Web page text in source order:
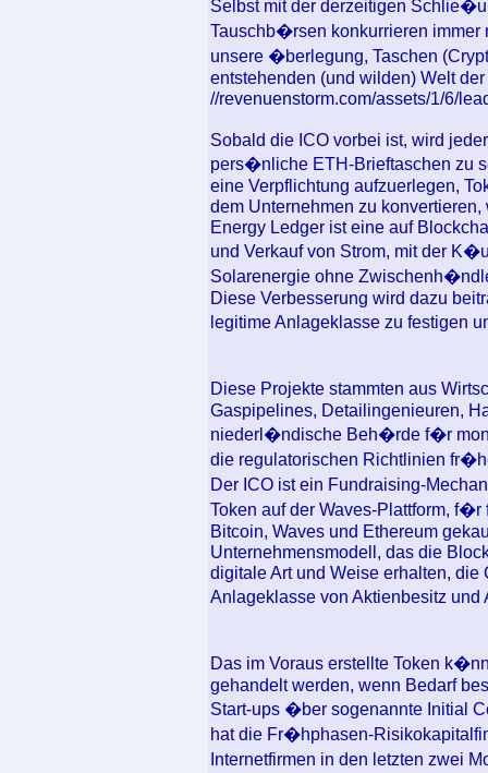
Selbst mit der derzeitigen
Tauschb�rsen konkurrieren immer
unsere �berlegung, Taschen
entstehenden (und wilden) Welt
//revenuenstorm.com/assets/1/6/
Sobald die ICO vorbei ist, wird
pers�nliche ETH-Brieftaschen zu
eine Verpflichtung aufzuerlegen,
dem Unternehmen zu
Energy Ledger ist eine auf
und Verkauf von Strom, mit der
Solarenergie ohne
Diese Verbesserung wird dazu
legitime Anlageklasse zu festigen
Diese Projekte stammten aus
Gaspipelines, Detailingenieuren,
niederl�ndische Beh�rde f�r
die regulatorischen Richtlinien
Der ICO ist ein Fundraising-
Token auf der Waves-Plattform,
Bitcoin, Waves und Ethereum
Unternehmensmodell, das die
digitale Art und Weise erhalten,
Anlageklasse von Aktienbesitz
Das im Voraus erstellte Token
gehandelt werden, wenn Bedarf
Start-ups �ber sogenannte Initial
hat die Fr�hphasen-
Internetfirmen in den letzten zwei